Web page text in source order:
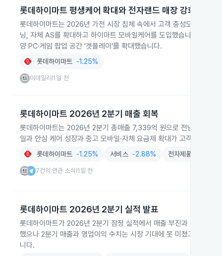
롯데하이마트 평생케어 확대와 전자랜드 매장 강화
롯데하이마트는 2026년 가전 시장 침체 속에서 고객 충성도 강화를
닝, 자체 AS를 확대하고 하이마트 모바일케어를 도입했습니다. 전자
양 PC·게임 팝업 공간 '겟플레이'를 확대했습니다.
롯데하이마트 -1.25%
이데일리 |1일 전
롯데하이마트 2026년 2분기 매출 회복
롯데하이마트는 2026년 2분기 총매출 7,339억 원으로 전년 동기 대
일과 안심 케어 성장과 중고 모바일·자체 요금제 확대가 고객 접점을
롯데하이마트 -1.25% 서비스 -2.88% 전자제품
7건의 연관 소식 1일 전
롯데하이마트 2026년 2분기 실적 발표
롯데하이마트가 2026년 2분기 잠정 실적에서 매출 부진과 영업이익
했으나 2분기 매출과 영업이익 수치는 시장 기대에 못 미쳤고 하반기
니다.